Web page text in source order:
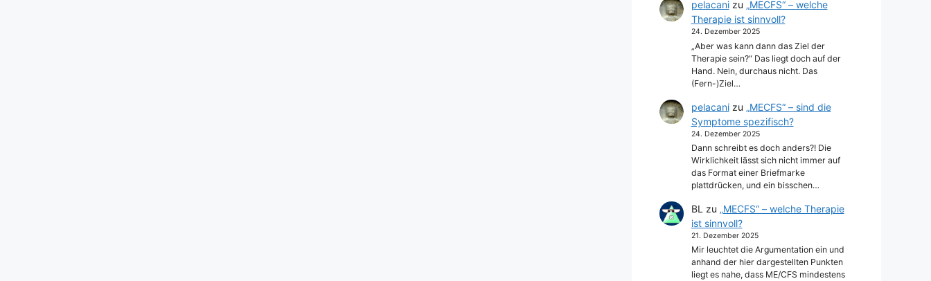
pelacanizu „MECFS“ – welche
Therapie ist sinnvoll?
24. Dezember 2025
„Aber was kann dann das Ziel der
Therapie sein?“ Das liegt doch auf der
Hand. Nein, durchaus nicht. Das
(Fern-)Ziel…
pelacanizu „MECFS“ – sind die
Symptome spezifisch?
24. Dezember 2025
Dann schreibt es doch anders?! Die
Wirklichkeit lässt sich nicht immer auf
das Format einer Briefmarke
plattdrücken, und ein bisschen…
BL zu „MECFS“ – welche Therapie
ist sinnvoll?
21. Dezember 2025
Mir leuchtet die Argumentation ein und
anhand der hier dargestellten Punkten
liegt es nahe, dass ME/CFS mindestens